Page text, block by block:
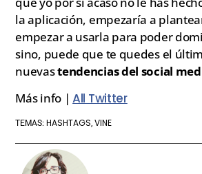
la aplicación, empezaría a
empezar a usarla para poder
sino, puede que te quedes el
nuevastendencias del social
Más info |All Twitter
TEMAS: HASHTAGS,VINE